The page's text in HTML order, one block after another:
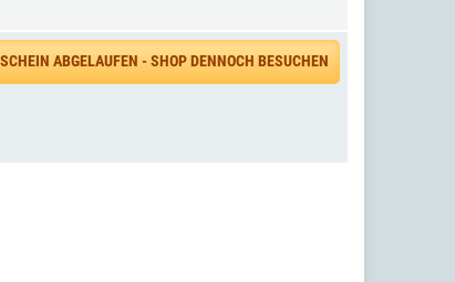
ABGELAUFEN - SHOP DENNOCH BESUCHEN